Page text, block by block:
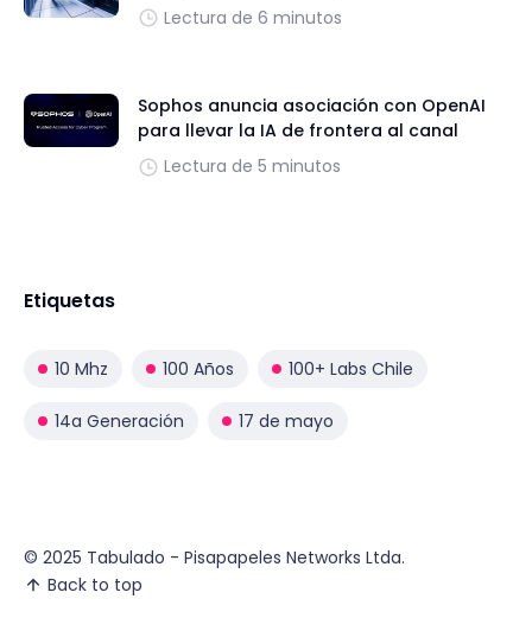
Lectura de 6 minutos
Sophos anuncia asociación con OpenAI
para llevar la IA de frontera al canal
Lectura de 5 minutos
Etiquetas
10 Mhz 100 Años 100+ Labs Chile
14a Generación 17 de mayo
© 2025 Tabulado - Pisapapeles Networks Ltda.
Back to top